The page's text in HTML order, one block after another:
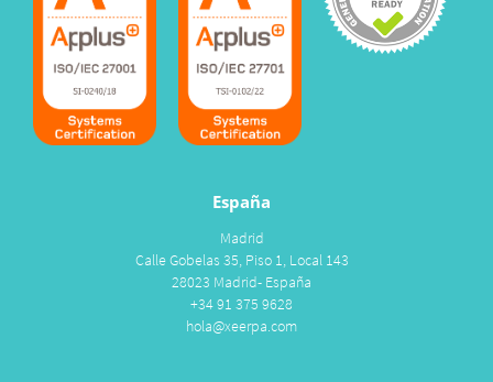
España
Madrid
Calle Gobelas 35, Piso 1, Local 143
28023 Madrid- España
+34 91 375 9628
hola@xeerpa.com